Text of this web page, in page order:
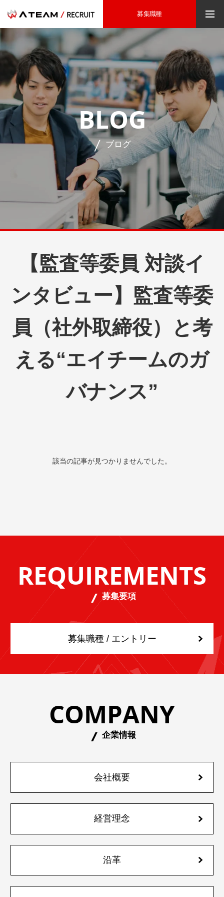
募集職種
BLOG
ブログ
【監査等委員 対談イ
ンタビュー】監査等委
員（社外取締役）と考
える“エイチームのガ
バナンス”
該当の記事が見つかりませんでした。
REQUIREMENTS
募集要項
募集職種 / エントリー
COMPANY
企業情報
会社概要
経営理念
沿革